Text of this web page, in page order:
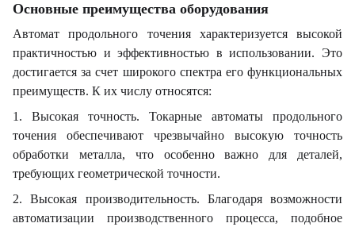
Основные преимущества оборудования
Автомат продольного точения характеризуется высокой
практичностью и эффективностью в использовании. Это
достигается за счет широкого спектра его функциональных
преимуществ. К их числу относятся:
1. Высокая точность. Токарные автоматы продольного
точения обеспечивают чрезвычайно высокую точность
обработки металла, что особенно важно для деталей,
требующих геометрической точности.
2. Высокая производительность. Благодаря возможности
автоматизации производственного процесса, подобное